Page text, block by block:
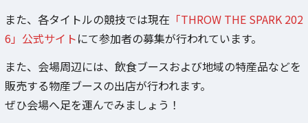
また、各タイトルの競技では現在 「THROW THE SPARK 202
6」公式サイトにて参加者の募集が行われています。
また、会場周辺には、飲食ブースおよび地域の特産品などを
販売する物産ブースの出店が行われます。
ぜひ会場へ足を運んでみましょう！